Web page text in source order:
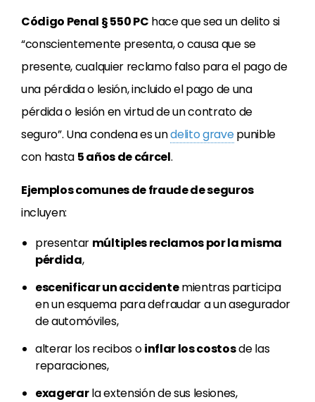
Código Penal § 550 PC hace que sea un delito si
“conscientemente presenta, o causa que se
presente, cualquier reclamo falso para el pago de
una pérdida o lesión, incluido el pago de una
pérdida o lesión en virtud de un contrato de
seguro”. Una condena es undelito gravepunible
con hasta 5 años de cárcel.
Ejemplos comunes de fraude de seguros
incluyen:
presentar múltiples reclamos por la misma
pérdida,
escenificar un accidentemientras participa
en un esquema para defraudar a un asegurador
de automóviles,
alterar los recibos oinflar los costosde las
reparaciones,
exagerarla extensión de sus lesiones,